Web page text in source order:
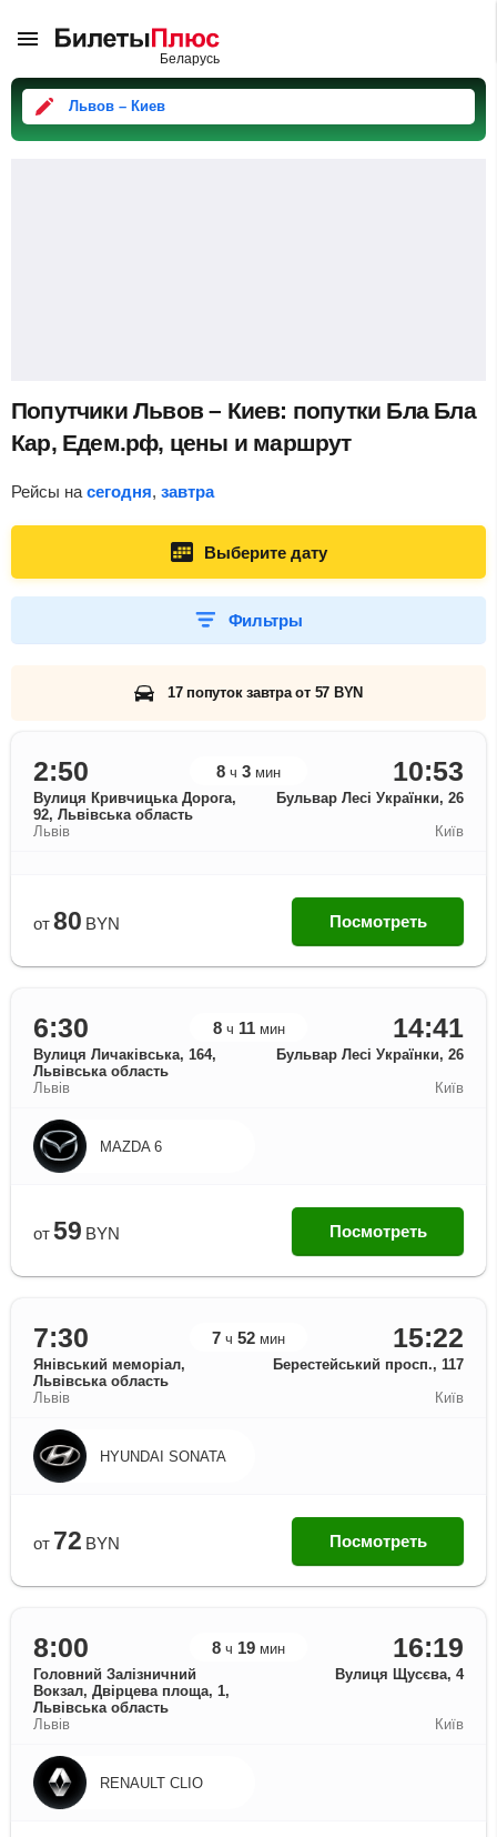
Львов – Киев
Попутчики Львов – Киев: попутки Бла Бла
Кар, Едем.рф, цены и маршрут
Рейсы на сегодня, завтра
Выберите дату
Фильтры
17 попуток завтра от 57 BYN
2:50 8 ч 3 мин 10:53
Вулиця Кривчицька Дорога,
92, Львівська область
Бульвар Лесі Українки, 26
Львів
Київ
от 80 BYN Посмотреть
6:30 8 ч 11 мин 14:41
Вулиця Личаківська, 164,
Львівська область
Бульвар Лесі Українки, 26
Львів
Київ
MAZDA 6
от 59 BYN Посмотреть
7:30 7 ч 52 мин 15:22
Янівський меморіал,
Львівська область
Берестейський просп., 117
Львів
Київ
HYUNDAI SONATA
от 72 BYN Посмотреть
8:00 8 ч 19 мин 16:19
Головний Залізничний
Вокзал, Двірцева площа, 1,
Львівська область
Вулиця Щусєва, 4
Львів Київ
RENAULT CLIO